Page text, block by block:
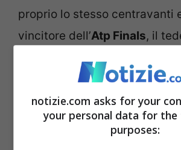
proprio lo stesso centravanti
vincitore dell’Atp Finals, il
Juventus, Dybala
Arriva la conferma
notizie.com asks for your
your personal data for
purposes: